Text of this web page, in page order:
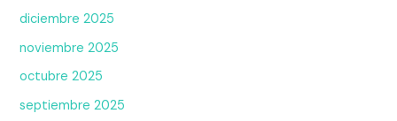
diciembre 2025
noviembre 2025
octubre 2025
septiembre 2025